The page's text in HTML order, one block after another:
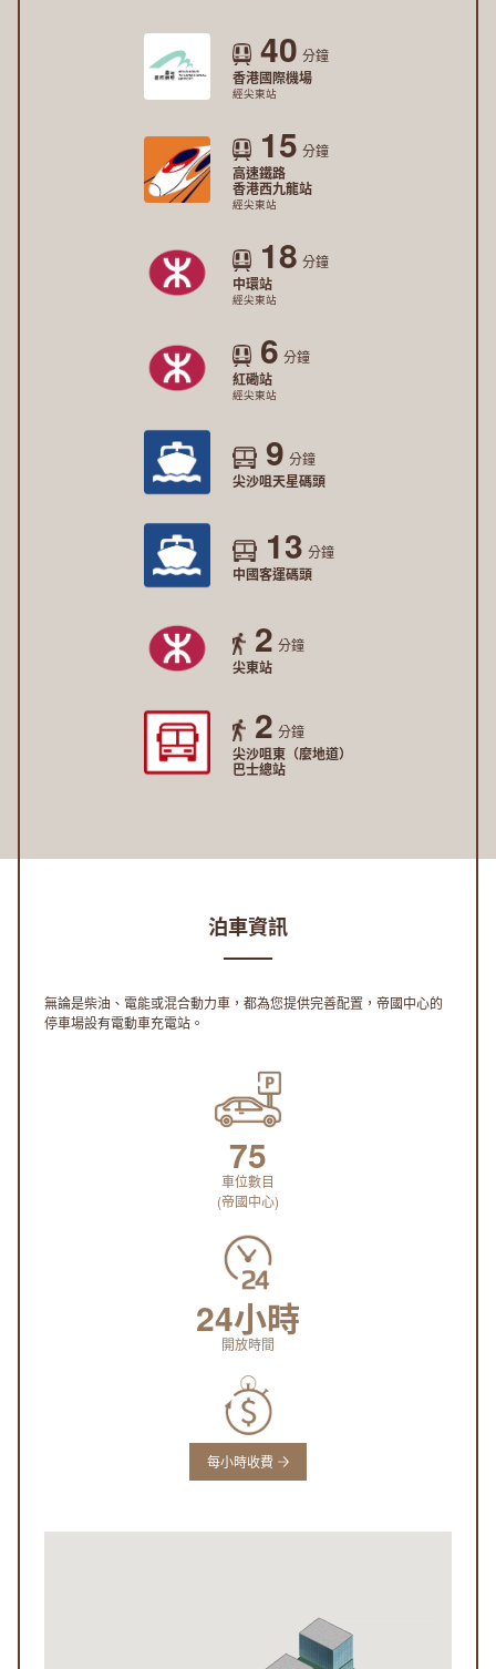
40 分鐘
香港國際機場
經尖東站
15 分鐘
高速鐵路
香港西九龍站
經尖東站
18 分鐘
中環站
經尖東站
6 分鐘
紅磡站
經尖東站
9 分鐘
尖沙咀天星碼頭
13 分鐘
中國客運碼頭
2 分鐘
尖東站
2 分鐘
尖沙咀東（麼地道）
巴士總站
泊車資訊
無論是柴油、電能或混合動力車，都為您提供完善配置，帝國中心的
停車場設有電動車充電站。
75
車位數目
(帝國中心)
24小時
開放時間
每小時收費